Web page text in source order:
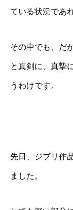
ている状況であれ
その中でも、だ
と真剣に、真摯
うわけです。
先日、ジブリ作
ました。